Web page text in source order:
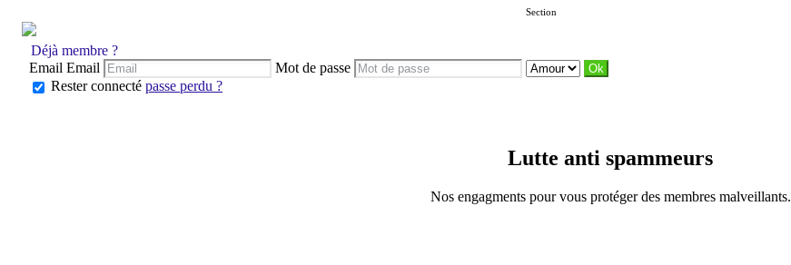
Déjà membre ?
Email Email Mot de passe
Section
Rester connecté passe perdu ?
Lutte anti spammeurs
Nos engagments pour vous protéger des membres malveillants.